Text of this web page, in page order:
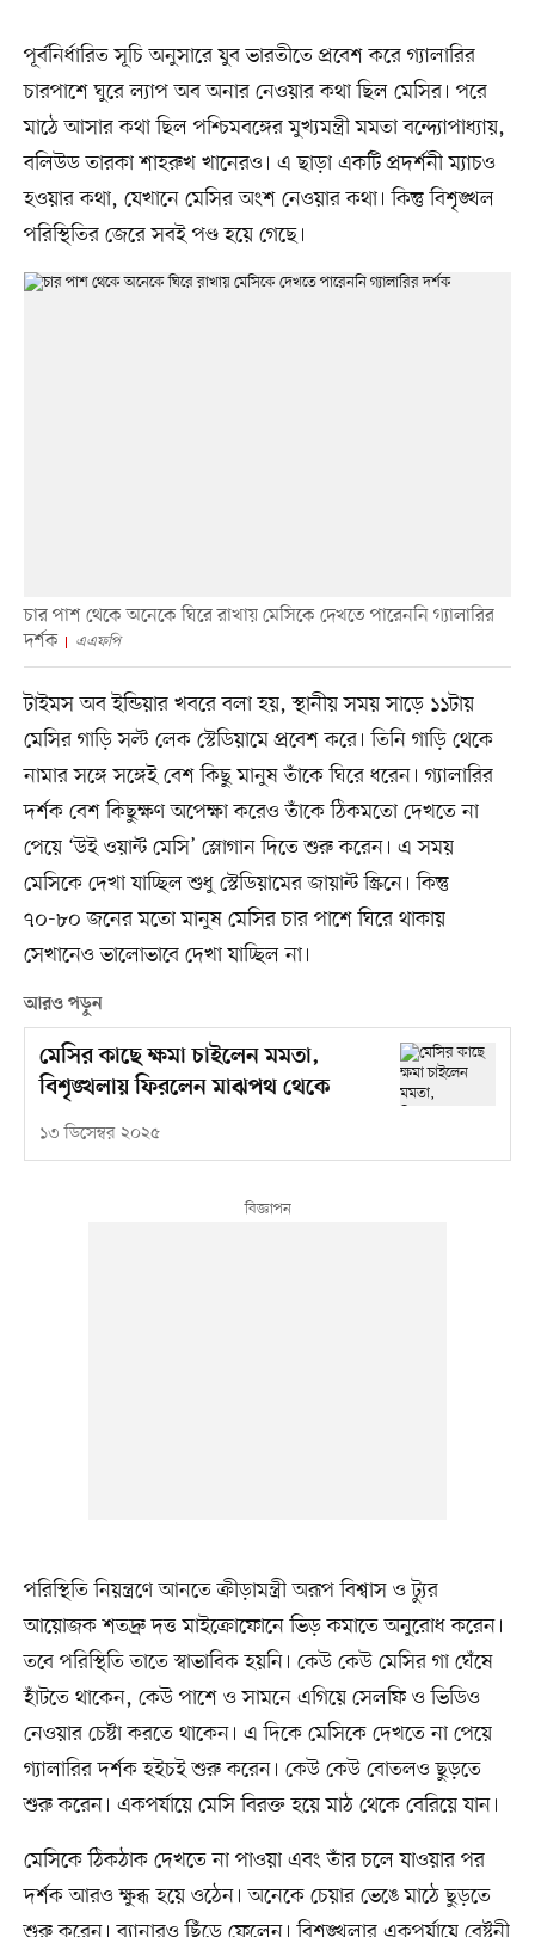
পূর্বনির্ধারিত সূচি অনুসারে যুব ভারতীতে প্রবেশ করে গ্যালারির
চারপাশে ঘুরে ল্যাপ অব অনার নেওয়ার কথা ছিল মেসির। পরে
মাঠে আসার কথা ছিল পশ্চিমবঙ্গের মুখ্যমন্ত্রী মমতা বন্দ্যোপাধ্যায়,
বলিউড তারকা শাহরুখ খানেরও। এ ছাড়া একটি প্রদর্শনী ম্যাচও
হওয়ার কথা, যেখানে মেসির অংশ নেওয়ার কথা। কিন্তু বিশৃঙ্খল
পরিস্থিতির জেরে সবই পণ্ড হয়ে গেছে।
চার পাশ থেকে অনেকে ঘিরে রাখায় মেসিকে দেখতে পারেননি গ্যালারির
দর্শক
এএফপি
টাইমস অব ইন্ডিয়ার খবরে বলা হয়, স্থানীয় সময় সাড়ে ১১টায়
মেসির গাড়ি সল্ট লেক স্টেডিয়ামে প্রবেশ করে। তিনি গাড়ি থেকে
নামার সঙ্গে সঙ্গেই বেশ কিছু মানুষ তাঁকে ঘিরে ধরেন। গ্যালারির
দর্শক বেশ কিছুক্ষণ অপেক্ষা করেও তাঁকে ঠিকমতো দেখতে না
পেয়ে ‘উই ওয়ান্ট মেসি’ স্লোগান দিতে শুরু করেন। এ সময়
মেসিকে দেখা যাচ্ছিল শুধু স্টেডিয়ামের জায়ান্ট স্ক্রিনে। কিন্তু
৭০-৮০ জনের মতো মানুষ মেসির চার পাশে ঘিরে থাকায়
সেখানেও ভালোভাবে দেখা যাচ্ছিল না।
আরও পড়ুন
মেসির কাছে ক্ষমা চাইলেন মমতা,
বিশৃঙ্খলায় ফিরলেন মাঝপথ থেকে
১৩ ডিসেম্বর ২০২৫
পরিস্থিতি নিয়ন্ত্রণে আনতে ক্রীড়ামন্ত্রী অরূপ বিশ্বাস ও ট্যুর
আয়োজক শতদ্রু দত্ত মাইক্রোফোনে ভিড় কমাতে অনুরোধ করেন।
তবে পরিস্থিতি তাতে স্বাভাবিক হয়নি। কেউ কেউ মেসির গা ঘেঁষে
হাঁটতে থাকেন, কেউ পাশে ও সামনে এগিয়ে সেলফি ও ভিডিও
নেওয়ার চেষ্টা করতে থাকেন। এ দিকে মেসিকে দেখতে না পেয়ে
গ্যালারির দর্শক হইচই শুরু করেন। কেউ কেউ বোতলও ছুড়তে
শুরু করেন। একপর্যায়ে মেসি বিরক্ত হয়ে মাঠ থেকে বেরিয়ে যান।
মেসিকে ঠিকঠাক দেখতে না পাওয়া এবং তাঁর চলে যাওয়ার পর
দর্শক আরও ক্ষুব্ধ হয়ে ওঠেন। অনেকে চেয়ার ভেঙে মাঠে ছুড়তে